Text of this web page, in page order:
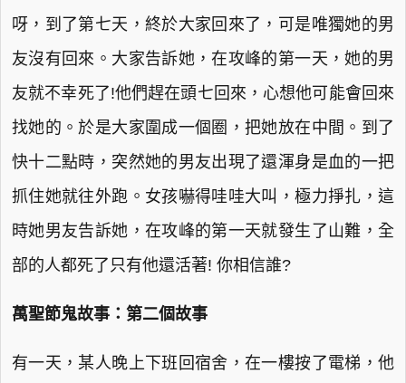
呀，到了第七天，終於大家回來了，可是唯獨她的男
友沒有回來。大家告訴她，在攻峰的第一天，她的男
友就不幸死了!他們趕在頭七回來，心想他可能會回來
找她的。於是大家圍成一個圈，把她放在中間。到了
快十二點時，突然她的男友出現了還渾身是血的一把
抓住她就往外跑。女孩嚇得哇哇大叫，極力掙扎，這
時她男友告訴她，在攻峰的第一天就發生了山難，全
部的人都死了只有他還活著! 你相信誰?
萬聖節鬼故事：第二個故事
有一天，某人晚上下班回宿舍，在一樓按了電梯，他